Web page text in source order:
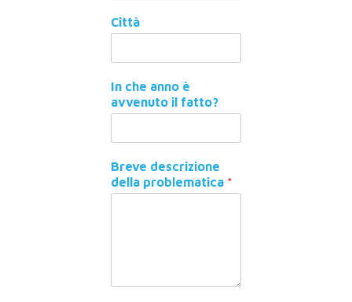
Città
In che anno è
avvenuto il fatto?
Breve descrizione
della problematica *